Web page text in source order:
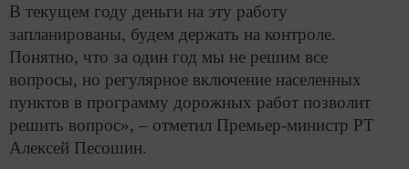
В текущем году деньги на эту работу
запланированы, будем держать на контроле.
Понятно, что за один год мы не решим все
вопросы, но регулярное включение населенных
пунктов в программу дорожных работ позволит
решить вопрос», – отметил Премьер-министр РТ
Алексей Песошин.